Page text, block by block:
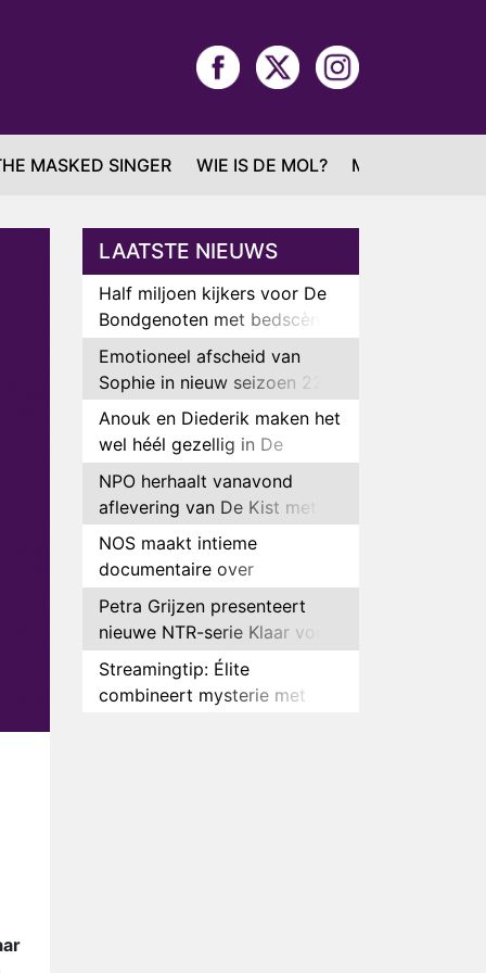
MASKED SINGER WIE IS DE MOL? MAFS
LAATSTE NIEUWS
Half miljoen kijkers voor De
Bondgenoten met bedscène
van Anouk en Diederik
Emotioneel afscheid van
Sophie in nieuw seizoen 22
Kids and Counting
Anouk en Diederik maken het
wel héél gezellig in De
Bondgenoten
NPO herhaalt vanavond
aflevering van De Kist met
Peter Faber
NOS maakt intieme
documentaire over
hockeyster Yibbi Jansen
Petra Grijzen presenteert
nieuwe NTR-serie Klaar voor
de oorlog
Streamingtip: Élite
combineert mysterie met